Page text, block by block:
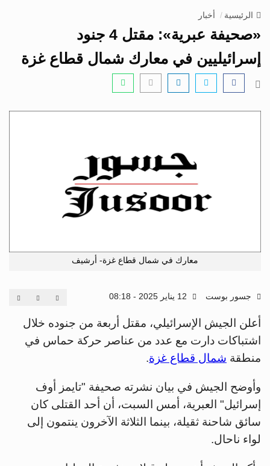
g
n
الرئيسية أخبار
«صحيفة عبرية»: مقتل 4 جنود
إسرائيليين في معارك شمال قطاع غزة
معارك في شمال قطاع غزة- أرشيف
جسور بوست
أعلن الجيش الإسرائيلي، مقتل أربعة من جنوده خلال
اشتباكات دارت مع عدد من عناصر حركة حماس في
منطقة شمال قطاع غزة.
وأوضح الجيش في بيان نشرته صحيفة "تايمز أوف
إسرائيل" العبرية، أمس السبت، أن أحد القتلى كان
سائق شاحنة ثقيلة، بينما الثلاثة الآخرون ينتمون إلى
لواء ناحال.